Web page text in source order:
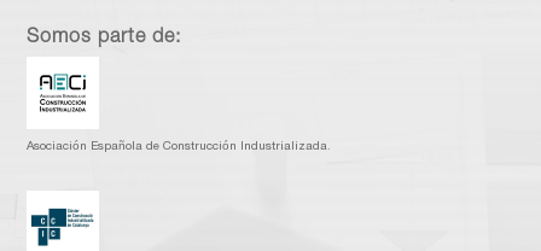
Somos parte de:
Asociación Española de Construcción Industrializada.